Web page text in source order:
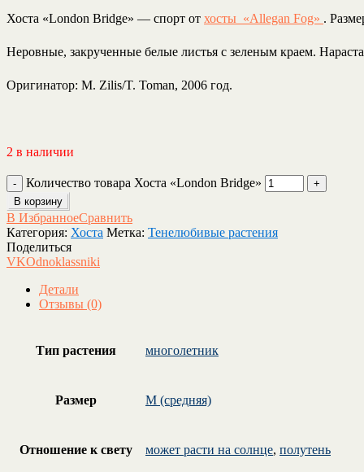
Хоста «London Bridge» — спорт от хосты «Allegan Fog» .
Неровные, закрученные белые листья с зеленым краем.
Оригинатор: M. Zilis/T. Toman, 2006 год.
2 в наличии
Количество товара Хоста «London Bridge»
В корзину
В ИзбранноеСравнить
Категория: Хоста Метка: Тенелюбивые растения
Поделиться
VKOdnoklassniki
Детали
Отзывы (0)
Тип растения многолетник
Размер M (средняя)
Отношение к свету может расти на солнце, полутень